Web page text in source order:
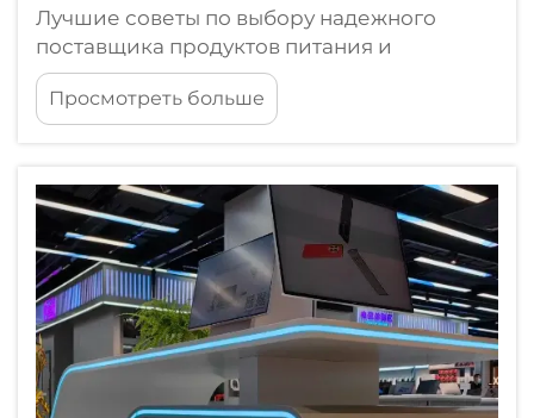
Лучшие советы по выбору надежного
поставщика продуктов питания и
напитков. Выбор надежного поставщика
продуктов питания и напитков необходим
для компаний в розничной торговле,
общественного питания. Надежный
поставщик обеспечивает стабильное
качество продукции, своевременные
поставки...
Просмотреть больше